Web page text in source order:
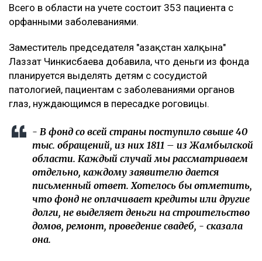
Всего в области на учете состоит 353 пациента с
орфанными заболеваниями.
Заместитель председателя "Қазақстан халқына"
Лаззат Чинкисбаева добавила, что деньги из фонда
планируется выделять детям с сосудистой
патологией, пациентам с заболеваниями органов
глаз, нуждающимся в пересадке роговицы.
- В фонд со всей страны поступило свыше 40
тыс. обращений, из них 1811 – из Жамбылской
области. Каждый случай мы рассматриваем
отдельно, каждому заявителю дается
письменный ответ. Хотелось бы отметить,
что фонд не оплачивает кредиты или другие
долги, не выделяет деньги на строительство
домов, ремонт, проведение свадеб, - сказала
она.